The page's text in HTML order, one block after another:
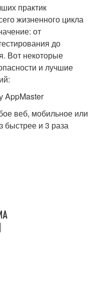
практик
жизненного цикла
от
до
Вот некоторые
и лучшие
AppMaster
веб, мобильное или
быстрее и 3 раза